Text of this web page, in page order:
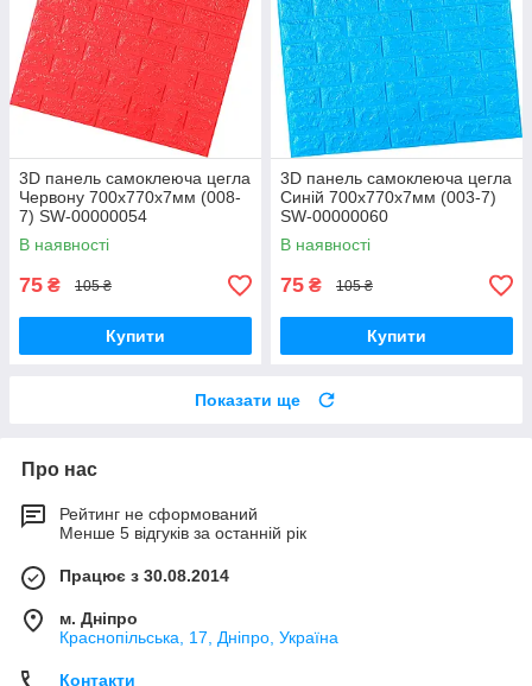
3D панель самоклеюча цегла
Червону 700х770х7мм (008-
7) SW-00000054
В наявності
75 ₴ 105 ₴
Купити
3D панель самоклеюча цегла
Синій 700х770х7мм (003-7)
SW-00000060
В наявності
75 ₴ 105 ₴
Купити
Показати ще
Про нас
Рейтинг не сформований
Менше 5 відгуків за останній рік
Працює з 30.08.2014
м. Дніпро
Краснопільська, 17, Дніпро, Україна
Контакти